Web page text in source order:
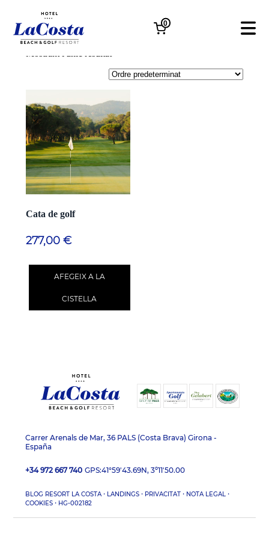
0
Golf
Cata de golf
277,00 €
AFEGEIX A LA
CISTELLA
Carrer Arenals de Mar, 36 PALS (Costa Brava) Girona -
España
+34 972 667 740 GPS:41°59'43.69N, 3º11'50.00
BLOG RESORT LA COSTA · LANDINGS · PRIVACITAT · NOTA LEGAL ·
COOKIES · HG-002182